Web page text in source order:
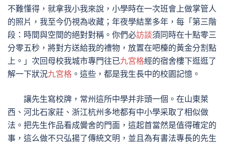
不難懂得，就拿我小我來說，小學時在一次班會上做掌管人
的照片，我至今仍視為收藏；年夜學結業多年，每「第三階
段：時間與空間的絕對對稱。你們必訪談須同時在十點零三
分零五秒，將對方送給我的禮物，放置在吧檯的黃金分割點
上。」次回母校我城市專門往已九宮格經的宿舍樓下逛逛了
解一下狀況九宮格 。這些，都是我生長中的校園記憶。
讓先生寫校牌，常州這所中學并非頭一個。在山東萊
西、河北石家莊、浙江杭州多地都有中小學采取了相似做
法。把先生作品看成黌舍的門面，這起首當然是值得確定的
事，這么做不只弘揚了傳統文明，並且為有書法專長的先生